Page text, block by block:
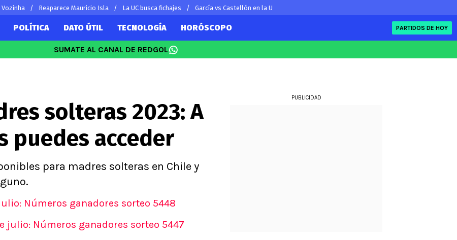
Reaparece Mauricio Isla La UC busca fichajes García vs Castellón en la U
Bravo
por el mundo
Fútbol Argentino
Fútbol Brasileño
Ligue 1
Premier League
Bundesliga
POLÍTICA DATO ÚTIL TECNOLOGÍA HORÓSCOPO PARTIDOS DE HOY
SUMATE AL CANAL DE REDGOL
solteras 2023: A
puedes acceder
para madres solteras en Chile y
Números ganadores sorteo 5448
julio: Números ganadores sorteo 5447
PUBLICIDAD